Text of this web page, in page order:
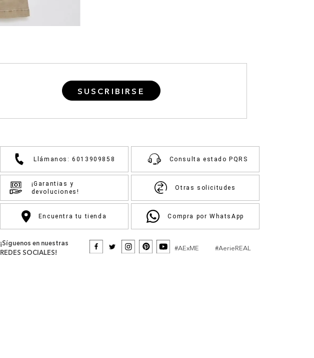
SUSCRIBIRSE
Llámanos: 6013909858 Consulta estado PQRS
¡Garantias y
devoluciones!
Otras solicitudes
Encuentra tu tienda Compra por WhatsApp
¡Síguenos en nuestras
REDES SOCIALES!
#AExME #AerieREAL